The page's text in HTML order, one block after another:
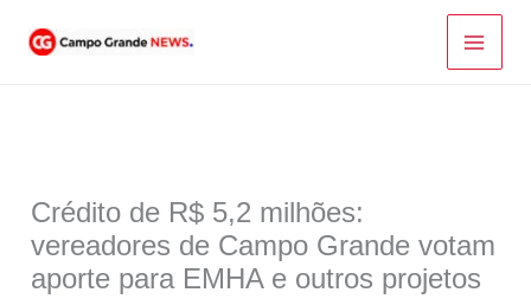
para
Crédito de R$ 5,2 milhões:
vereadores de Campo Grande votam
aporte para EMHA e outros projetos